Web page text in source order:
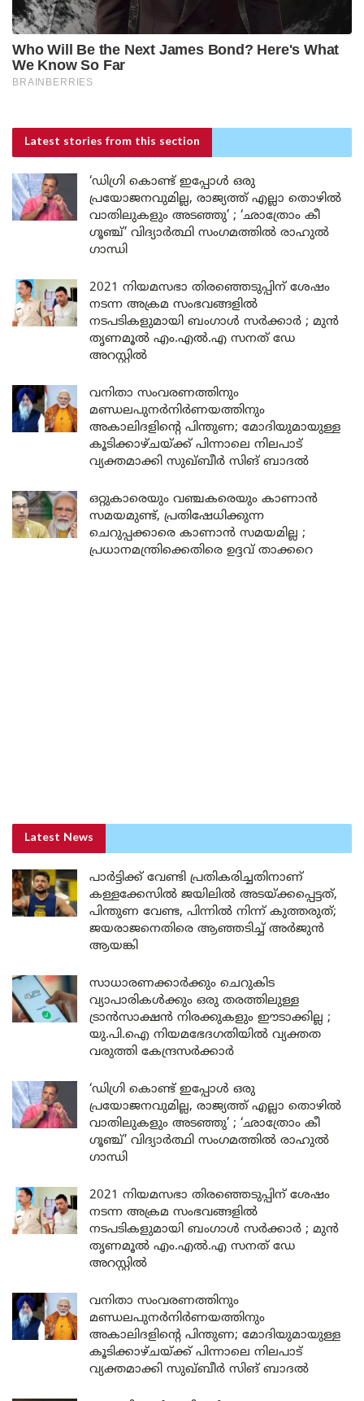
Latest stories from this section
‘ഡിഗ്രി കൊണ്ട് ഇപ്പോൾ ഒരു
പ്രയോജനവുമില്ല, രാജ്യത്ത് എല്ലാ തൊഴിൽ
വാതിലുകളും അടഞ്ഞു’ ; ‘ഛാത്രോം കീ
ഗൂഞ്ച്’ വിദ്യാർത്ഥി സംഗമത്തിൽ രാഹുൽ
ഗാന്ധി
2021 നിയമസഭാ തിരഞ്ഞെടുപ്പിന് ശേഷം
നടന്ന അക്രമ സംഭവങ്ങളിൽ
നടപടികളുമായി ബംഗാൾ സർക്കാർ ; മുൻ
തൃണമൂൽ എം.എൽ.എ സനത് ഡേ
അറസ്റ്റിൽ
വനിതാ സംവരണത്തിനും
മണ്ഡലപുനർനിർണയത്തിനും
അകാലിദളിന്റെ പിന്തുണ; മോദിയുമായുള്ള
കൂടിക്കാഴ്ചയ്ക്ക് പിന്നാലെ നിലപാട്
വ്യക്തമാക്കി സുഖ്ബീർ സിങ് ബാദൽ
ഒറ്റുകാരെയും വഞ്ചകരെയും കാണാൻ
സമയമുണ്ട്, പ്രതിഷേധിക്കുന്ന
ചെറുപ്പക്കാരെ കാണാൻ സമയമില്ല ;
പ്രധാനമന്ത്രിക്കെതിരെ ഉദ്ദവ് താക്കറെ
Latest News
പാർട്ടിക്ക് വേണ്ടി പ്രതികരിച്ചതിനാണ്
കള്ളക്കേസിൽ ജയിലിൽ അടയ്ക്കപ്പെട്ടത്,
പിന്തുണ വേണ്ട, പിന്നിൽ നിന്ന് കുത്തരുത്;
ജയരാജനെതിരെ ആഞ്ഞടിച്ച് അർജുൻ
ആയങ്കി
സാധാരണക്കാർക്കും ചെറുകിട
വ്യാപാരികൾക്കും ഒരു തരത്തിലുള്ള
ട്രാൻസാക്ഷൻ നിരക്കുകളും ഈടാക്കില്ല ;
യു.പി.ഐ നിയമഭേദഗതിയിൽ വ്യക്തത
വരുത്തി കേന്ദ്രസർക്കാർ
‘ഡിഗ്രി കൊണ്ട് ഇപ്പോൾ ഒരു
പ്രയോജനവുമില്ല, രാജ്യത്ത് എല്ലാ തൊഴിൽ
വാതിലുകളും അടഞ്ഞു’ ; ‘ഛാത്രോം കീ
ഗൂഞ്ച്’ വിദ്യാർത്ഥി സംഗമത്തിൽ രാഹുൽ
ഗാന്ധി
2021 നിയമസഭാ തിരഞ്ഞെടുപ്പിന് ശേഷം
നടന്ന അക്രമ സംഭവങ്ങളിൽ
നടപടികളുമായി ബംഗാൾ സർക്കാർ ; മുൻ
തൃണമൂൽ എം.എൽ.എ സനത് ഡേ
അറസ്റ്റിൽ
വനിതാ സംവരണത്തിനും
മണ്ഡലപുനർനിർണയത്തിനും
അകാലിദളിന്റെ പിന്തുണ; മോദിയുമായുള്ള
കൂടിക്കാഴ്ചയ്ക്ക് പിന്നാലെ നിലപാട്
വ്യക്തമാക്കി സുഖ്ബീർ സിങ് ബാദൽ